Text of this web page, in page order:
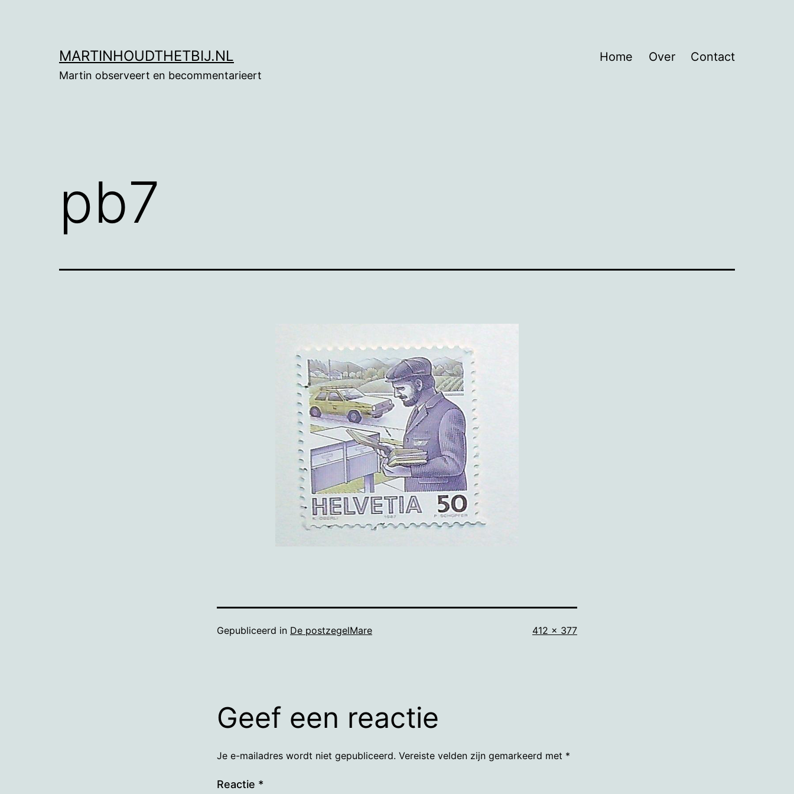
MARTINHOUDTHETBIJ.NL
Martin observeert en becommentarieert
Home Over Contact
pb7
Gepubliceerd in De postzegelMare
Volledige
412 × 377
Geef een reactie
Je e-mailadres wordt niet gepubliceerd. Vereiste velden zijn gemarkeerd met *
Reactie *